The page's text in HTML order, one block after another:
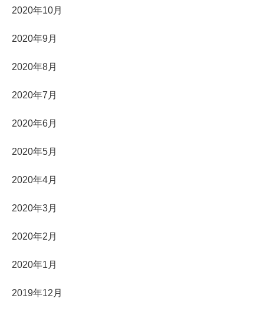
2020年10月
2020年9月
2020年8月
2020年7月
2020年6月
2020年5月
2020年4月
2020年3月
2020年2月
2020年1月
2019年12月